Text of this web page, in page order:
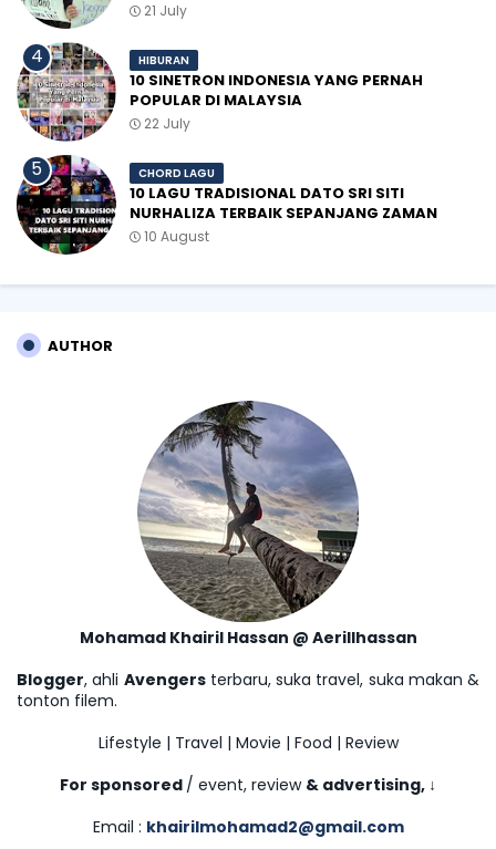
21 July
HIBURAN
10 SINETRON INDONESIA YANG PERNAH
POPULAR DI MALAYSIA
22 July
CHORD LAGU
10 LAGU TRADISIONAL DATO SRI SITI
NURHALIZA TERBAIK SEPANJANG ZAMAN
10 August
AUTHOR
Mohamad Khairil Hassan @ Aerillhassan
Blogger, ahli Avengersterbaru, suka travel, suka makan &
tonton filem.
Lifestyle | Travel | Movie | Food | Review
For sponsored / event, review & advertising, ↓
Email : khairilmohamad2@gmail.com